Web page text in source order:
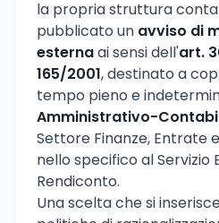
la propria struttura
pubblicato un avviso di
esternaai sensi dell'art.
165/2001, destinato a
tempo pieno e
Amministrativo-
Settore Finanze, Entrate
nello specifico al Servizio
Rendiconto.
Una scelta che si